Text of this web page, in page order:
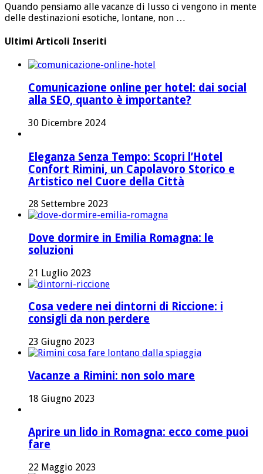
Quando pensiamo alle vacanze di lusso ci vengono in mente
delle destinazioni esotiche, lontane, non …
Ultimi Articoli Inseriti
Comunicazione online per hotel: dai social
alla SEO, quanto è importante?
30 Dicembre 2024
Eleganza Senza Tempo: Scopri l’Hotel
Confort Rimini, un Capolavoro Storico e
Artistico nel Cuore della Città
28 Settembre 2023
Dove dormire in Emilia Romagna: le
soluzioni
21 Luglio 2023
Cosa vedere nei dintorni di Riccione: i
consigli da non perdere
23 Giugno 2023
Vacanze a Rimini: non solo mare
18 Giugno 2023
Aprire un lido in Romagna: ecco come puoi
fare
22 Maggio 2023